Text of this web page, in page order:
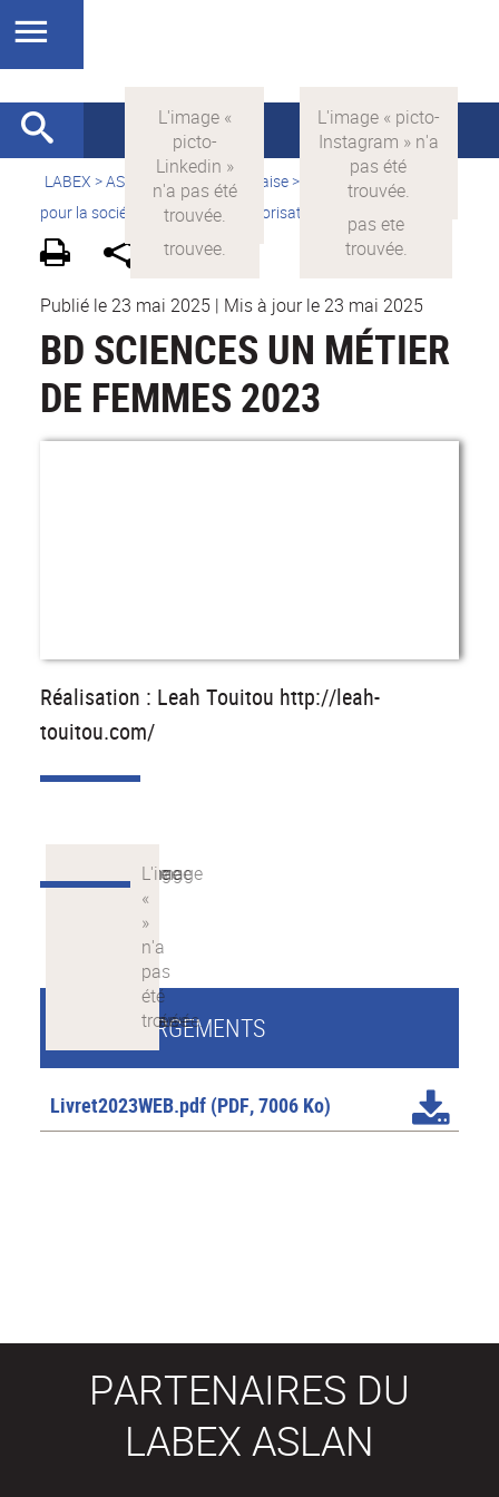
LABEX >ASLAN > Version française>
La science avec et
pour la société
Supports de valorisation
Publié le 23 mai 2025 | Mis à jour le 23 mai 2025
BD SCIENCES UN MÉTIER
DE FEMMES 2023
Réalisation : Leah Touitou http://leah-
touitou.com/
TÉLÉCHARGEMENTS
Livret2023WEB.pdf (PDF, 7006 Ko)
PARTENAIRES DU
LABEX ASLAN